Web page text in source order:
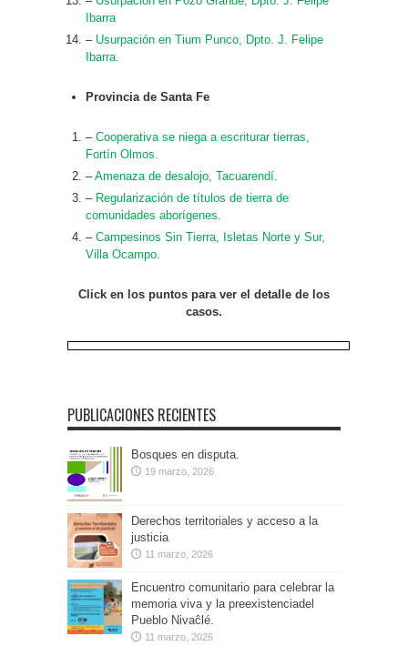
Ibarra
– Usurpación en Tium Punco, Dpto. J. Felipe
Ibarra.
Provincia de Santa Fe
– Cooperativa se niega a escriturar tierras,
Fortín Olmos.
–Amenaza de desalojo, Tacuarendí.
– Regularización de títulos de tierra de
comunidades aborígenes.
– Campesinos Sin Tierra, Isletas Norte y Sur,
Villa Ocampo.
Click en los puntos para ver el detalle de los
casos.
PUBLICACIONES RECIENTES
Bosques en disputa.
19 marzo, 2026
Derechos territoriales y acceso a la
justicia
11 marzo, 2026
Encuentro comunitario para celebrar la
memoria viva y la preexistenciadel
Pueblo Nivaĉlé.
11 marzo, 2026